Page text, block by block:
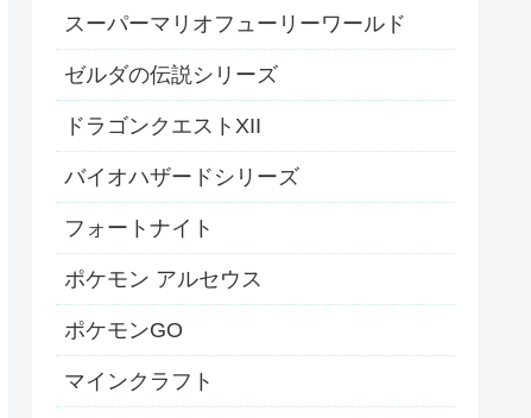
スーパーマリオフューリーワールド
ゼルダの伝説シリーズ
ドラゴンクエストXII
バイオハザードシリーズ
フォートナイト
ポケモン アルセウス
ポケモンGO
マインクラフト